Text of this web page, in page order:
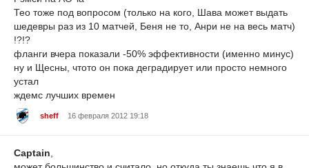
Тео тоже под вопросом (только на кого, Шава может выдать
шедевры раз из 10 матчей, Беня не то, Анри не на весь матч)
!?!?
фланги вчера показали -50% эффективности (именно минус)
ну и Щесны, чтото он пока деградирует или просто немного
устал
ждемс лучших времен
sheff 16 февраля 2012 19:18
Captain